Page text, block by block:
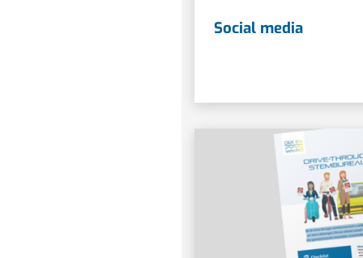
Social media